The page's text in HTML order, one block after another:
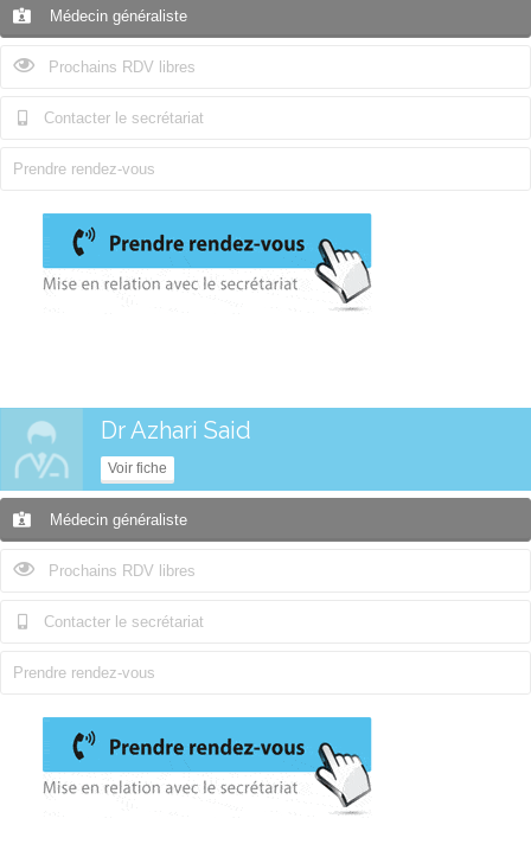
Médecin généraliste
Prochains RDV libres
Contacter le secrétariat
Prendre rendez-vous
Dr Azhari Said
Voir fiche
Médecin généraliste
Prochains RDV libres
Contacter le secrétariat
Prendre rendez-vous